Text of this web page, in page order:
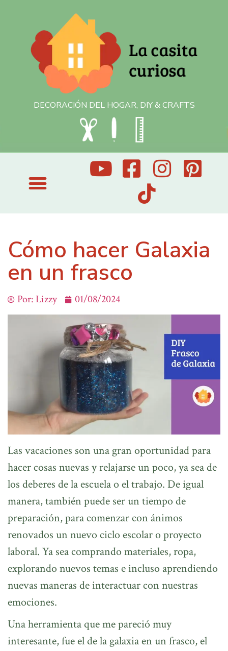
DECORACIÓN DEL HOGAR, DIY & CRAFTS
Cómo hacer Galaxia
en un frasco
Por:Lizzy 01/08/2024
Las vacaciones son una gran oportunidad para
hacer cosas nuevas y relajarse un poco, ya sea de
los deberes de la escuela o el trabajo. De igual
manera, también puede ser un tiempo de
preparación, para comenzar con ánimos
renovados un nuevo ciclo escolar o proyecto
laboral. Ya sea comprando materiales, ropa,
explorando nuevos temas e incluso aprendiendo
nuevas maneras de interactuar con nuestras
emociones.
Una herramienta que me pareció muy
interesante, fue el de la galaxia en un frasco, el